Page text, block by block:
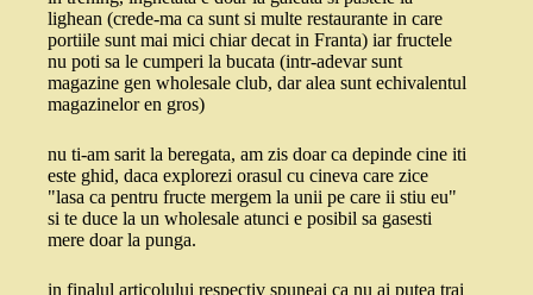
lighean (crede-ma ca sunt si multe restaurante in care
portiile sunt mai mici chiar decat in Franta) iar fructele
nu poti sa le cumperi la bucata (intr-adevar sunt
magazine gen wholesale club, dar alea sunt echivalentul
magazinelor en gros)
nu ti-am sarit la beregata, am zis doar ca depinde cine iti
este ghid, daca explorezi orasul cu cineva care zice
"lasa ca pentru fructe mergem la unii pe care ii stiu eu"
si te duce la un wholesale atunci e posibil sa gasesti
mere doar la punga.
in finalul articolului respectiv spuneai ca nu ai putea trai